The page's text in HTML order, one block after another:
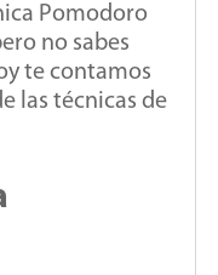
Pomodoro
no sabes
te contamos
las técnicas de